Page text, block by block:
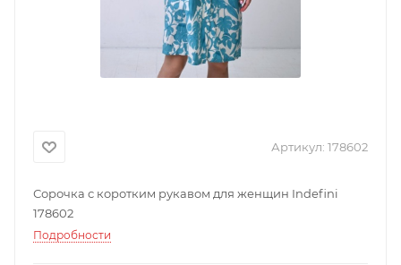
Артикул: 178602
Сорочка с коротким рукавом для женщин Indefini
178602
Подробности